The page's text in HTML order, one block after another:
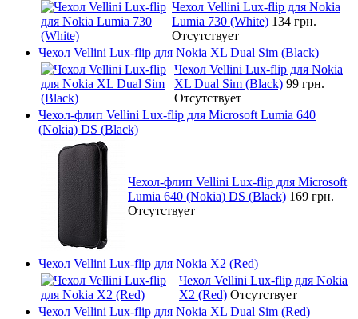
Чехол Vellini Lux-flip для Nokia
Lumia 730 (White) 134 грн.
Отсутствует
Чехол Vellini Lux-flip для Nokia XL Dual Sim (Black)
Чехол Vellini Lux-flip для Nokia
XL Dual Sim (Black) 99 грн.
Отсутствует
Чехол-флип Vellini Lux-flip для Microsoft Lumia 640
(Nokia) DS (Black)
Чехол-флип Vellini Lux-flip для Microsoft
Lumia 640 (Nokia) DS (Black) 169 грн.
Отсутствует
Чехол Vellini Lux-flip для Nokia X2 (Red)
Чехол Vellini Lux-flip для Nokia
X2 (Red) Отсутствует
Чехол Vellini Lux-flip для Nokia XL Dual Sim (Red)